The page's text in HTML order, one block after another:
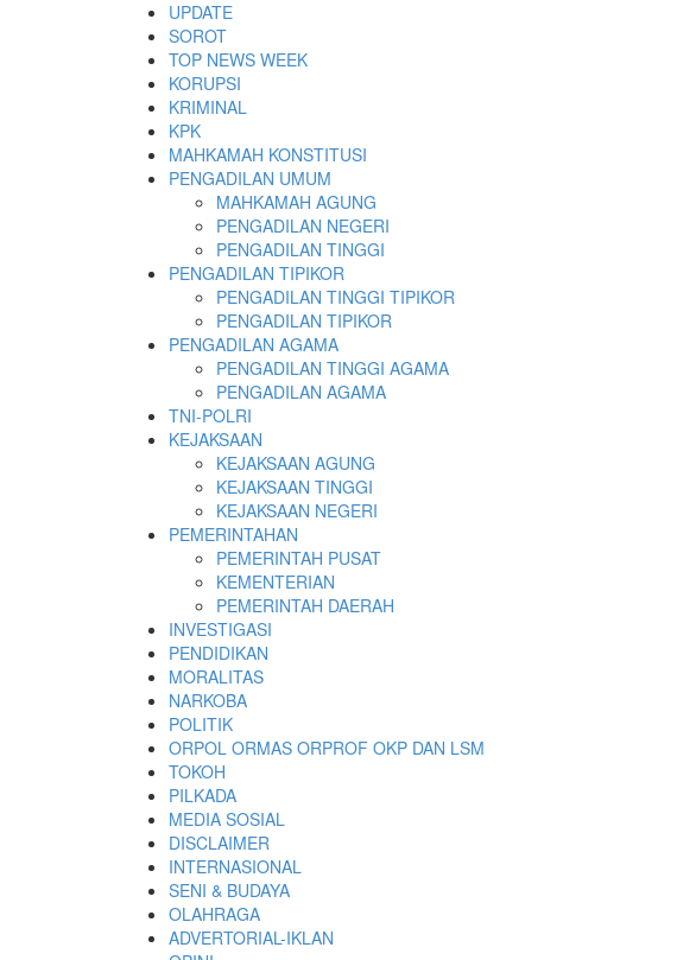
UPDATE
SOROT
TOP NEWS WEEK
KORUPSI
KRIMINAL
KPK
MAHKAMAH KONSTITUSI
PENGADILAN UMUM
MAHKAMAH AGUNG
PENGADILAN NEGERI
PENGADILAN TINGGI
PENGADILAN TIPIKOR
PENGADILAN TINGGI TIPIKOR
PENGADILAN TIPIKOR
PENGADILAN AGAMA
PENGADILAN TINGGI AGAMA
PENGADILAN AGAMA
TNI-POLRI
KEJAKSAAN
KEJAKSAAN AGUNG
KEJAKSAAN TINGGI
KEJAKSAAN NEGERI
PEMERINTAHAN
PEMERINTAH PUSAT
KEMENTERIAN
PEMERINTAH DAERAH
INVESTIGASI
PENDIDIKAN
MORALITAS
NARKOBA
POLITIK
ORPOL ORMAS ORPROF OKP DAN LSM
TOKOH
PILKADA
MEDIA SOSIAL
DISCLAIMER
INTERNASIONAL
SENI & BUDAYA
OLAHRAGA
ADVERTORIAL-IKLAN